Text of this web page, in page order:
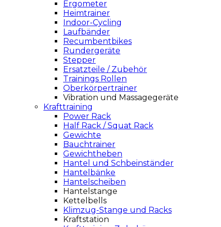
Ergometer
Heimtrainer
Indoor-Cycling
Laufbänder
Recumbentbikes
Rundergeräte
Stepper
Ersatzteile / Zubehör
Trainings Rollen
Oberkörpertrainer
Vibration und Massagegeräte
Krafttraining
Power Rack
Half Rack / Squat Rack
Gewichte
Bauchtrainer
Gewichtheben
Hantel und Schbeinständer
Hantelbänke
Hantelscheiben
Hantelstange
Kettelbells
Klimzug-Stange und Racks
Kraftstation